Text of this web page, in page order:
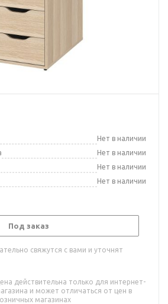
Нет в наличии
Нет в наличии
Нет в наличии
Нет в наличии
Под заказ
свяжутся с вами и уточнят
действительна только для интернет-
и может отличаться от цен в
магазинах